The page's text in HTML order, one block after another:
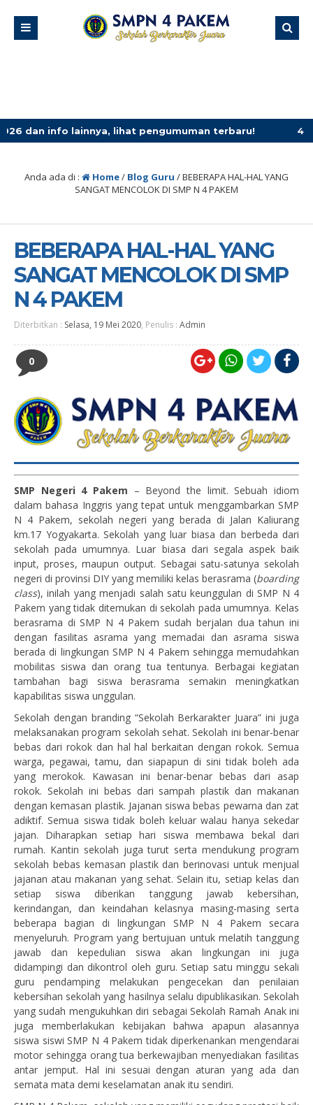
lihat pengumuman terbaru! 4 minggu yang
Anda ada di : Home/ Blog Guru /BEBERAPA HAL-HAL YANG
SANGAT MENCOLOK DI SMP N 4 PAKEM
BEBERAPA HAL-HAL YANG
SANGAT MENCOLOK DI SMP
N 4 PAKEM
Diterbitkan : Selasa, 19 Mei 2020, Penulis : Admin
0
SMP Negeri 4 Pakem – Beyond the limit. Sebuah idiom
dalam bahasa Inggris yang tepat untuk menggambarkan SMP
N 4 Pakem, sekolah negeri yang berada di Jalan Kaliurang
km.17 Yogyakarta. Sekolah yang luar biasa dan berbeda dari
sekolah pada umumnya. Luar biasa dari segala aspek baik
input, proses, maupun output. Sebagai satu-satunya sekolah
negeri di provinsi DIY yang memiliki kelas berasrama (boarding
class), inilah yang menjadi salah satu keunggulan di SMP N 4
Pakem yang tidak ditemukan di sekolah pada umumnya. Kelas
berasrama di SMP N 4 Pakem sudah berjalan dua tahun ini
dengan fasilitas asrama yang memadai dan asrama siswa
berada di lingkungan SMP N 4 Pakem sehingga memudahkan
mobilitas siswa dan orang tua tentunya. Berbagai kegiatan
tambahan bagi siswa berasrama semakin meningkatkan
kapabilitas siswa unggulan.
Sekolah dengan branding “Sekolah Berkarakter Juara” ini juga
melaksanakan program sekolah sehat. Sekolah ini benar-benar
bebas dari rokok dan hal hal berkaitan dengan rokok. Semua
warga, pegawai, tamu, dan siapapun di sini tidak boleh ada
yang merokok. Kawasan ini benar-benar bebas dari asap
rokok. Sekolah ini bebas dari sampah plastik dan makanan
dengan kemasan plastik. Jajanan siswa bebas pewarna dan zat
adiktif. Semua siswa tidak boleh keluar walau hanya sekedar
jajan. Diharapkan setiap hari siswa membawa bekal dari
rumah. Kantin sekolah juga turut serta mendukung program
sekolah bebas kemasan plastik dan berinovasi untuk menjual
jajanan atau makanan yang sehat. Selain itu, setiap kelas dan
setiap siswa diberikan tanggung jawab kebersihan,
kerindangan, dan keindahan kelasnya masing-masing serta
beberapa bagian di lingkungan SMP N 4 Pakem secara
menyeluruh. Program yang bertujuan untuk melatih tanggung
jawab dan kepedulian siswa akan lingkungan ini juga
didampingi dan dikontrol oleh guru. Setiap satu minggu sekali
guru pendamping melakukan pengecekan dan penilaian
kebersihan sekolah yang hasilnya selalu dipublikasikan. Sekolah
yang sudah mengukuhkan diri sebagai Sekolah Ramah Anak ini
juga memberlakukan kebijakan bahwa apapun alasannya
siswa siswi SMP N 4 Pakem tidak diperkenankan mengendarai
motor sehingga orang tua berkewajiban menyediakan fasilitas
antar jemput. Hal ini sesuai dengan aturan yang ada dan
semata mata demi keselamatan anak itu sendiri.